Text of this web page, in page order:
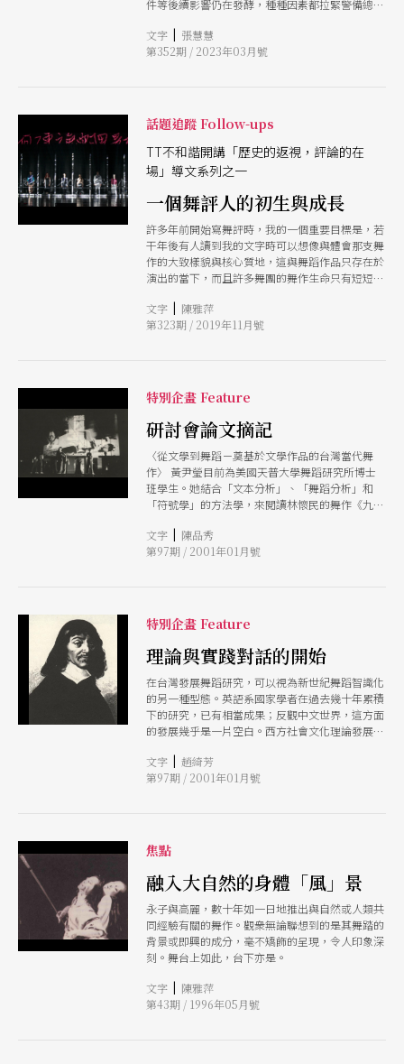
件等後續影響仍在發酵，種種因素都拉緊警備總部
能是第一齣以台灣歷史為主題的劇場作品避開被扣
上「台獨」帽子的禁演風險，他「決定把首演搬到
展。」（註1） 首演當天早晨，遠方傳來台美斷交
的消息，當晚的演出，有6,000人擠進體育館。根
據量子物理學的多重宇宙觀點，人所做的每一個決
定，都會帶領他進入一個全新的宇宙。歷史的巧合
有「鼓吹台獨嫌疑」的舞作，走進了一個舞蹈能跟
民眾、國家同舟共濟、感性發聲的宇宙，也象徵了
一位憂國憂民的藝術家的誕生。雲門日後的發展，
我們都知道了。他們走進地方、飛越國境，影響、
培養了一代又一代的舞蹈家與觀眾，得到許多國際
舞壇大獎與尊敬，成為台灣大眾最熟知的舞團。
我們還是得追問：為什麼我們需要觀看一齣首演於
45年前的作品？對此，我們來到（另一個1978年宇
展到我們所處的現在，嘗試透過跨域的觀點理解
並同時認識到在這個氛圍中的藝術家與觀眾，是如
何定位自己跟他人、跟社會、跟世界的關係。 如
果說《薪傳》是70年代的林懷民在混亂的世界局勢
中，對前衛批判與訴說自己故事的時代趨勢的「吶
喊與突圍」（註2），此刻我們身處疫病、戰爭威
脅，資本、國家力量介入更隱微的時代，或許也能
找到突圍的力量。
文字 | 張慧慧
第352期 / 2023年03月號
話題追蹤 Follow-ups
TT不和諧開講「歷史的返視，評論的在
場」導文系列之一
一個舞評人的初生與成長
許多年前開始寫舞評時，我的一個重要目標是，若
干年後有人讀到我的文字時可以想像與體會那支舞
作的大致樣貌與核心質地，這與舞蹈作品只存在於
演出的當下，而且許多舞團的舞作生命只有短短一
只是對於自己作為一個觀賞者的位置與視角有了愈
來愈多的覺知。
文字 | 陳雅萍
第323期 / 2019年11月號
特別企畫 Feature
研討會論文摘記
〈從文學到舞蹈－奠基於文學作品的台灣當代舞
作〉 黃尹瑩目前為美國天普大學舞蹈研究所博士
班學生。她結合「文本分析」、「舞蹈分析」和
「符號學」的方法學，來閱讀林懷民的舞作《九
灣舞壇多位曾將改編古典文學為現代舞作品的編舞
家的作品，如林懷民、彭錦耀、陶馥蘭等，之後發
域。 在這篇論文中，黃尹瑩企圖透過深入探討此
舞作和原文學作品之間複雜的對話來釐清兩者之間
的關係，包括：編舞家如何將文學轉化為舞蹈？在
改編為舞蹈的過程中，文學作品發生了什麼改變？
這些改變具有何種美學上、社會上、文化上的意
義？在此舞作中．編舞者建構了何種舞蹈劇場的語
彙？他是否從亞洲或西方的傳統文化中汲取編舞的
養分和素材？對當代的觀衆而言，這樣的一支舞蹈
諷諭與後現代主義文本互指－論羅曼菲的《天國出
走》〉 陳雅萍目前為美國紐約大學表演研究所博
陳雅萍認為，《天國出走》以不同的角度切入台灣
社會在一九九六、九七年之交，政治、社會、信
仰、媒體傳播文化等方面的種種亂象。羅曼菲以極
尖銳的諷諭手法、誇張的劇場及舞蹈語言，無情地
暴露出台灣社會混亂、失落的一面。這在九〇年代
中期台灣舞蹈界一面倒的神秘、冥想之「東方肢體
風」中，實為難得的異數。 除了強烈的社會諷諭
風格，羅曼菲的《天國出走》更運用了台灣舞蹈界
手法。〈再次出走〉中「出走」（exodus）的主
題和其中領導者的角色，令人聯想起台灣舞蹈史的
文字 | 陳品秀
第97期 / 2001年01月號
特別企畫 Feature
理論與實踐對話的開始
在台灣發展舞蹈研究，可以視為新世紀舞蹈智識化
的另一種型態。英語系國家學者在過去幾十年累積
下的研究，已有相當成果；反觀中文世界，這方面
的發展幾乎是一片空白。西方社會文化理論發展所
十分欠缺的一環。
文字 | 趙綺芳
第97期 / 2001年01月號
焦點
融入大自然的身體「風」景
永子與高麗，數十年如一日地推出與自然或人類共
同經驗有關的舞作。觀衆無論聯想到的是其舞踏的
背景或即興的成分，毫不矯飾的呈現，令人印象深
刻。舞台上如此，台下亦是。
文字 | 陳雅萍
第43期 / 1996年05月號